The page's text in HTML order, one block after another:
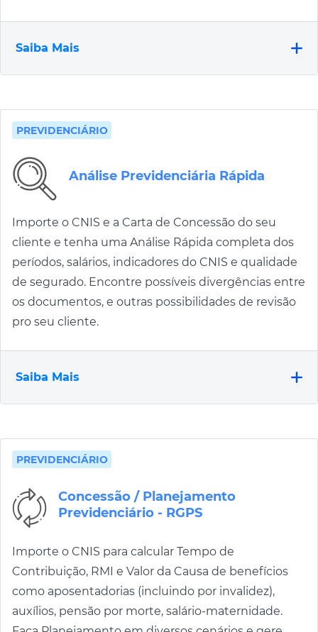
Saiba Mais
PREVIDENCIÁRIO
Análise Previdenciária Rápida
Importe o CNIS e a Carta de Concessão do seu
cliente e tenha uma Análise Rápida completa dos
períodos, salários, indicadores do CNIS e qualidade
de segurado. Encontre possíveis divergências entre
os documentos, e outras possibilidades de revisão
pro seu cliente.
Saiba Mais
PREVIDENCIÁRIO
Concessão / Planejamento
Previdenciário - RGPS
Importe o CNIS para calcular Tempo de
Contribuição, RMI e Valor da Causa de benefícios
como aposentadorias (incluindo por invalidez),
auxílios, pensão por morte, salário-maternidade.